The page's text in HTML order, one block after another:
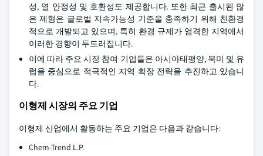
성, 열 안정성 및 호환성도 제공합니다. 또한 최근 출시된 많
은 제형은 글로벌 지속가능성 기준을 충족하기 위해 친환경
적으로 개발되고 있으며, 특히 환경 규제가 엄격한 지역에서
이러한 경향이 두드러집니다.
이에 따라 주요 시장 참여 기업들은 아시아태평양, 북미 및 유
럽을 중심으로 적극적인 지역 확장 전략을 추진하고 있습니
다.
이형제 시장의 주요 기업
이형제 산업에서 활동하는 주요 기업은 다음과 같습니다:
Chem-Trend L.P.